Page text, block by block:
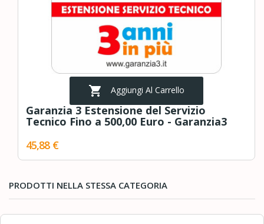
 Aggiungi Al Carrello
Garanzia 3 Estensione del Servizio
Tecnico Fino a 500,00 Euro - Garanzia3
45,88 €
PRODOTTI NELLA STESSA CATEGORIA